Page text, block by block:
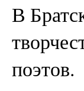
В
поэтов.